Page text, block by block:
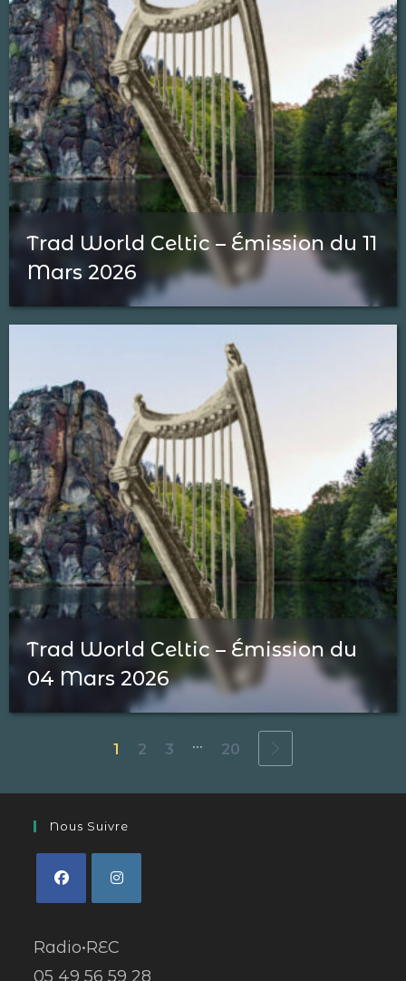
Trad World Celtic – Émission du 11
Mars 2026
Trad World Celtic – Émission du
04 Mars 2026
1 2 3 ... 20
Nous Suivre
Radio•REC
05 49 56 59 28